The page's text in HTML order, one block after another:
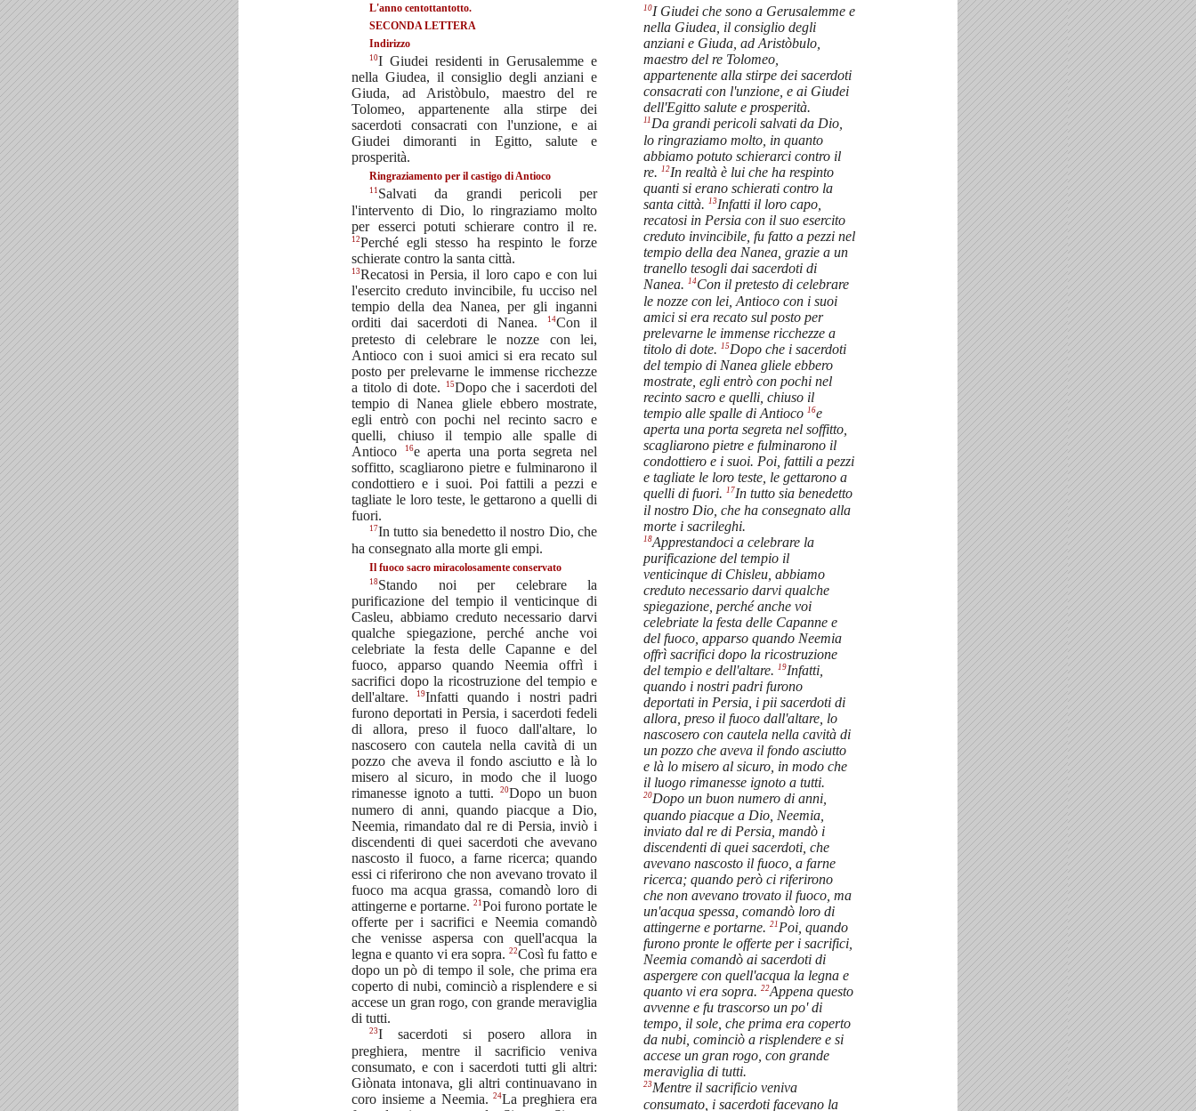
L'anno centottantotto.
SECONDA LETTERA
Indirizzo
10I Giudei residenti in Gerusalemme e
nella Giudea, il consiglio degli anziani e
Giuda, ad Aristòbulo, maestro del re
Tolomeo, appartenente alla stirpe dei
sacerdoti consacrati con l'unzione, e ai
Giudei dimoranti in Egitto, salute e
prosperità.
Ringraziamento per il castigo di Antioco
11 Salvati da grandi pericoli per
l'intervento di Dio, lo ringraziamo molto
per esserci potuti schierare contro il re.
12Perché egli stesso ha respinto le forze
schierate contro la santa città.
13Recatosi in Persia, il loro capo e con lui
l'esercito creduto invincibile, fu ucciso nel
tempio della dea Nanea, per gli inganni
orditi dai sacerdoti di Nanea.
14Con il
pretesto di celebrare le nozze con lei,
Antioco con i suoi amici si era recato sul
posto per prelevarne le immense ricchezze
a titolo di dote.
15Dopo che i sacerdoti del
tempio di Nanea gliele ebbero mostrate,
egli entrò con pochi nel recinto sacro e
quelli, chiuso il tempio alle spalle di
Antioco
16e aperta una porta segreta nel
soffitto, scagliarono pietre e fulminarono il
condottiero e i suoi. Poi fattili a pezzi e
tagliate le loro teste, le gettarono a quelli di
fuori.
17In tutto sia benedetto il nostro Dio, che
ha consegnato alla morte gli empi.
Il fuoco sacro miracolosamente conservato
18 Stando noi per celebrare la
purificazione del tempio il venticinque di
Casleu, abbiamo creduto necessario darvi
qualche spiegazione, perché anche voi
celebriate la festa delle Capanne e del
fuoco, apparso quando Neemia offrì i
sacrifici dopo la ricostruzione del tempio e
dell'altare.
19Infatti quando i nostri padri
furono deportati in Persia, i sacerdoti fedeli
di allora, preso il fuoco dall'altare, lo
nascosero con cautela nella cavità di un
pozzo che aveva il fondo asciutto e là lo
misero al sicuro, in modo che il luogo
rimanesse ignoto a tutti.
20Dopo un buon
numero di anni, quando piacque a Dio,
Neemia, rimandato dal re di Persia, inviò i
discendenti di quei sacerdoti che avevano
nascosto il fuoco, a farne ricerca; quando
essi ci riferirono che non avevano trovato il
fuoco ma acqua grassa, comandò loro di
attingerne e portarne. 21 Poi furono portate le
offerte per i sacrifici e Neemia comandò
che venisse aspersa con quell'acqua la
legna e quanto vi era sopra. 22Così fu fatto e
dopo un pò di tempo il sole, che prima era
coperto di nubi, cominciò a risplendere e si
accese un gran rogo, con grande meraviglia
di tutti.
23I sacerdoti si posero allora in
preghiera, mentre il sacrificio veniva
consumato, e con i sacerdoti tutti gli altri:
Giònata intonava, gli altri continuavano in
coro insieme a Neemia.24La preghiera era
10I Giudei che sono a Gerusalemme e
nella Giudea, il consiglio degli
anziani e Giuda, ad Aristòbulo,
maestro del re Tolomeo,
appartenente alla stirpe dei sacerdoti
consacrati con l'unzione, e ai Giudei
dell'Egitto salute e prosperità.
11Da grandi pericoli salvati da Dio,
lo ringraziamo molto, in quanto
abbiamo potuto schierarci contro il
re. 12In realtà è lui che ha respinto
quanti si erano schierati contro la
santa città. 13Infatti il loro capo,
recatosi in Persia con il suo esercito
creduto invincibile, fu fatto a pezzi nel
tempio della dea Nanea, grazie a un
tranello tesogli dai sacerdoti di
Nanea. 14Con il pretesto di celebrare
le nozze con lei, Antioco con i suoi
amici si era recato sul posto per
prelevarne le immense ricchezze a
titolo di dote. 15Dopo che i sacerdoti
del tempio di Nanea gliele ebbero
mostrate, egli entrò con pochi nel
recinto sacro e quelli, chiuso il
tempio alle spalle di Antioco 16e
aperta una porta segreta nel soffitto,
scagliarono pietre e fulminarono il
condottiero e i suoi. Poi, fattili a pezzi
e tagliate le loro teste, le gettarono a
quelli di fuori. 17In tutto sia benedetto
il nostro Dio, che ha consegnato alla
morte i sacrileghi.
18Apprestandoci a celebrare la
purificazione del tempio il
venticinque di Chisleu, abbiamo
creduto necessario darvi qualche
spiegazione, perché anche voi
celebriate la festa delle Capanne e
del fuoco, apparso quando Neemia
offrì sacrifici dopo la ricostruzione
del tempio e dell'altare. 19Infatti,
quando i nostri padri furono
deportati in Persia, i pii sacerdoti di
allora, preso il fuoco dall'altare, lo
nascosero con cautela nella cavità di
un pozzo che aveva il fondo asciutto
e là lo misero al sicuro, in modo che
il luogo rimanesse ignoto a tutti.
20Dopo un buon numero di anni,
quando piacque a Dio, Neemia,
inviato dal re di Persia, mandò i
discendenti di quei sacerdoti, che
avevano nascosto il fuoco, a farne
ricerca; quando però ci riferirono
che non avevano trovato il fuoco, ma
un'acqua spessa, comandò loro di
attingerne e portarne. 21 Poi, quando
furono pronte le offerte per i sacrifici,
Neemia comandò ai sacerdoti di
aspergere con quell'acqua la legna e
quanto vi era sopra. 22Appena questo
avvenne e fu trascorso un po' di
tempo, il sole, che prima era coperto
da nubi, cominciò a risplendere e si
accese un gran rogo, con grande
meraviglia di tutti.
23Mentre il sacrificio veniva
consumato, i sacerdoti facevano la